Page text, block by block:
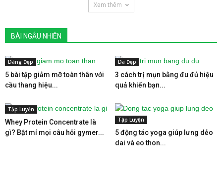
Xem thêm
BÀI NGẪU NHIÊN
Dáng Đẹp
5 bài tập giảm mỡ toàn thân với
cầu thang hiệu...
Da Đẹp
3 cách trị mụn bằng đu đủ hiệu
quả khiến bạn...
Tập Luyện
Whey Protein Concentrate là
gì? Bật mí mọi câu hỏi gymer...
Tập Luyện
5 động tác yoga giúp lưng dẻo
dai và eo thon...